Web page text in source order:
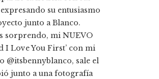
su entusiasmo
junto a Blanco.
sorprendo, mi NUEVO
I Love You First’ con mi
@itsbennyblanco, sale el
junto a una fotografía